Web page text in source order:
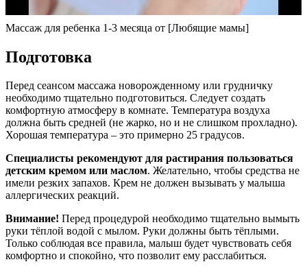
Массаж для ребенка 1-3 месяца от [Любящие мамы]
Подготовка
Перед сеансом массажа новорожденному или грудничку
необходимо тщательно подготовиться. Следует создать
комфортную атмосферу в комнате. Температура воздуха
должна быть средней (не жарко, но и не слишком прохладно).
Хорошая температура – это примерно 25 градусов.
Специалисты рекомендуют для растирания пользоваться
детским кремом или маслом. Желательно, чтобы средства не
имели резких запахов. Крем не должен вызывать у малыша
аллергических реакций.
Внимание! Перед процедурой необходимо тщательно вымыть
руки тёплой водой с мылом. Руки должны быть тёплыми.
Только соблюдая все правила, малыш будет чувствовать себя
комфортно и спокойно, что позволит ему расслабиться.